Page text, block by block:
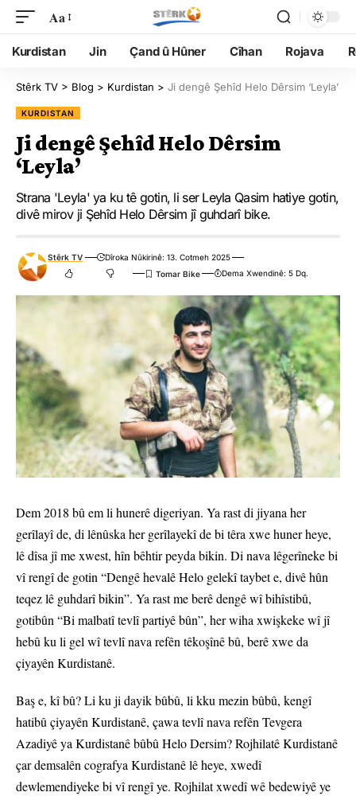
Aa
Kurdistan Jin Çand û Hûner Cîhan Rojava
Stêrk TV > Blog > Kurdistan > Ji dengê Şehîd Helo Dêrsim ‘Leyla’
KURDISTAN
Ji dengê Şehîd Helo Dêrsim
‘Leyla’
Strana 'Leyla' ya ku tê gotin, li ser Leyla Qasim hatiye gotin,
divê mirov ji Şehîd Helo Dêrsim jî guhdarî bike.
Stêrk TV
Dîroka Nûkirinê: 13. Cotmeh 2025
Dema Xwendinê: 5 Dq.
Dem 2018 bû em li hunerê digeriyan. Ya rast di jiyana her
gerîlayî de, di lênûska her gerîlayekî de bi têra xwe huner heye,
lê dîsa jî me xwest, hîn bêhtir peyda bikin. Di nava lêgerîneke bi
vî rengî de gotin “Dengê hevalê Helo gelekî taybet e, divê hûn
teqez lê guhdarî bikin”. Ya rast me berê dengê wî bihîstibû,
gotibûn “Bi malbatî tevlî partiyê bûn”, her wiha xwişkeke wî jî
hebû ku li gel wî tevlî nava refên têkoşînê bû, berê xwe da
çiyayên Kurdistanê.
Baş e, kî bû? Li ku ji dayik bûbû, li kku mezin bûbû, kengî
hatibû çiyayên Kurdistanê, çawa tevlî nava refên Tevgera
Azadiyê ya Kurdistanê bûbû Helo Dersim? Rojhilatê Kurdistanê
çar demsalên cografya Kurdistanê lê heye, xwedî
dewlemendiyeke bi vî rengî ye. Rojhilat xwedî wê bedewiyê ye